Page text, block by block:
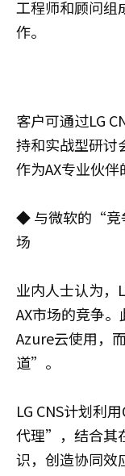
工程师和顾问组
作。
客户可通过LG
持和实战型研
作为AX专业伙伴
◆ 与微软的“竞
场
业内人士认为，
AX市场的竞争
Azure云使用，
道”。
LG CNS计划利
代理”，结合其
识，创造协同效